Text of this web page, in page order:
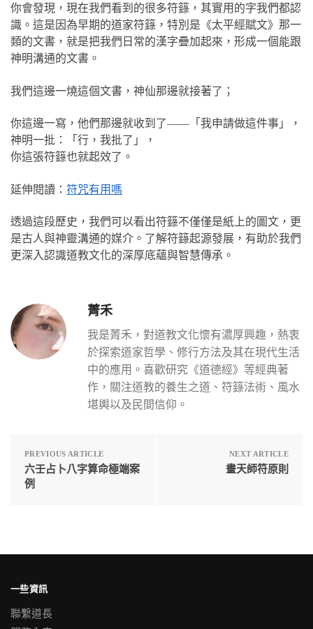
你會發現，現在我們看到的很多符籙，其實用的字我們都認
識。這是因為早期的道家符籙，特別是《太平經賦文》那一
類的文書，就是把我們日常的漢字疊加起來，形成一個能跟
神明溝通的文書。
我們這邊一燒這個文書，神仙那邊就接著了；
你這邊一寫，他們那邊就收到了——「我申請做這件事」，
神明一批：「行，我批了」，
你這張符籙也就起效了。
延伸閱讀： 符咒有用嗎
透過這段歷史，我們可以看出符籙不僅僅是紙上的圖文，更
是古人與神靈溝通的媒介。了解符籙起源發展，有助於我們
更深入認識道教文化的深厚底蘊與智慧傳承。
菁禾
我是菁禾，對道教文化懷有濃厚興趣，熱衷
於探索道家哲學、修行方法及其在現代生活
中的應用。喜歡研究《道德經》等經典著
作，關注道教的養生之道、符籙法術、風水
堪輿以及民間信仰。
PREVIOUS ARTICLE
六壬占卜八字算命極端案
例
NEXT ARTICLE
畫天師符原則
一些資訊
聯繫道長